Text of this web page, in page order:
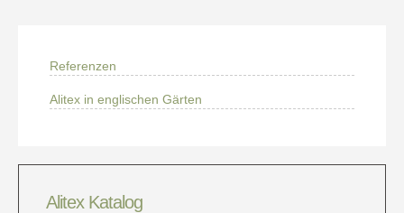
Referenzen
Alitex in englischen Gärten
Alitex Katalog